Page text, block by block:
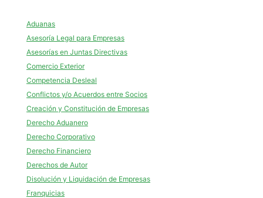
Aduanas
Asesoría Legal para Empresas
Asesorías en Juntas Directivas
Comercio Exterior
Competencia Desleal
Conflictos y/o Acuerdos entre Socios
Creación y Constitución de Empresas
Derecho Aduanero
Derecho Corporativo
Derecho Financiero
Derechos de Autor
Disolución y Liquidación de Empresas
Franquicias